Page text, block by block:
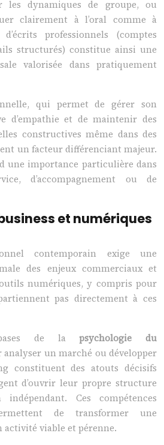
les dynamiques de groupe, ou
clairement à l’oral comme à
professionnels (comptes
structurés) constitue ainsi une
valorisée dans pratiquement
qui permet de gérer son
d’empathie et de maintenir des
constructives même dans des
un facteur différenciant majeur.
une importance particulière dans
d’accompagnement ou de
et numériques
contemporain exige une
des enjeux commerciaux et
numériques, y compris pour
pas directement à ces
bases de lapsychologie du
analyser un marché ou développer
constituent des atouts décisifs
d’ouvrir leur propre structure
Ces compétences
de transformer une
activité viable et pérenne.